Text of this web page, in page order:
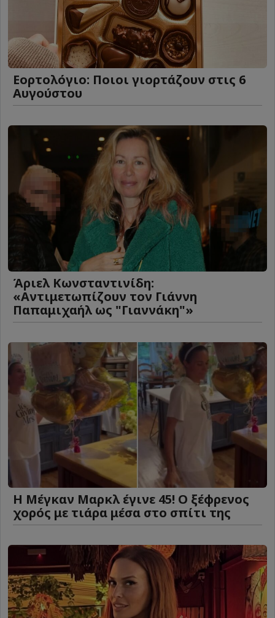
Εορτολόγιο: Ποιοι γιορτάζουν στις 6
Αυγούστου
Άριελ Κωνσταντινίδη:
«Αντιμετωπίζουν τον Γιάννη
Παπαμιχαήλ ως "Γιαννάκη"»
Η Μέγκαν Μαρκλ έγινε 45! Ο ξέφρενος
χορός με τιάρα μέσα στο σπίτι της